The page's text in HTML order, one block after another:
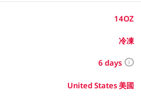
14OZ
冷凍
6 days
United States 美國